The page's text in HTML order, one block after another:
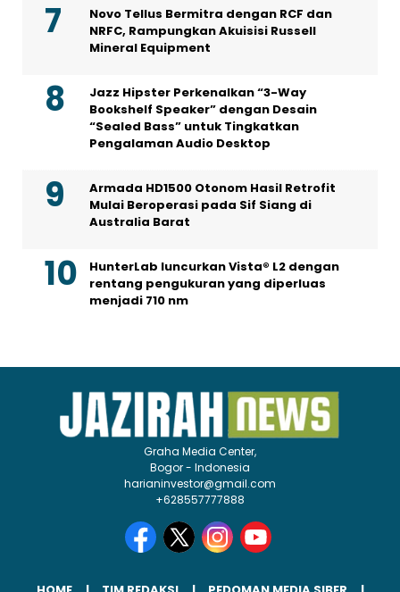
Novo Tellus Bermitra dengan RCF dan
NRFC, Rampungkan Akuisisi Russell
Mineral Equipment
Jazz Hipster Perkenalkan “3-Way
Bookshelf Speaker” dengan Desain
“Sealed Bass” untuk Tingkatkan
Pengalaman Audio Desktop
Armada HD1500 Otonom Hasil Retrofit
Mulai Beroperasi pada Sif Siang di
Australia Barat
HunterLab luncurkan Vista® L2 dengan
rentang pengukuran yang diperluas
menjadi 710 nm
Graha Media Center,
Bogor - Indonesia
harianinvestor@gmail.com
+628557777888